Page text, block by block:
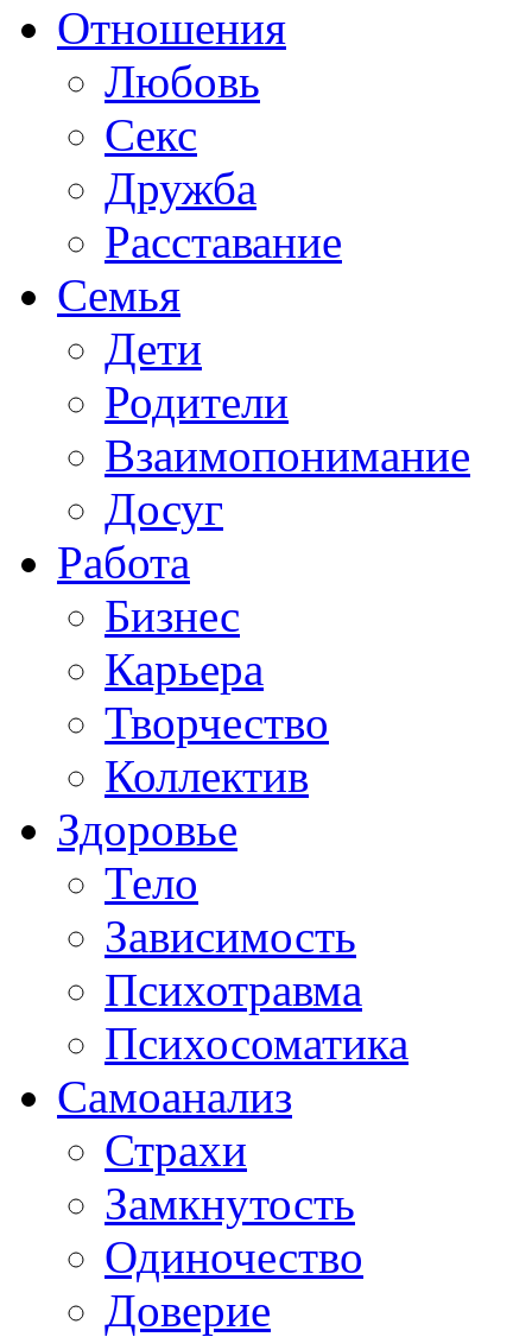
Отношения
Любовь
Секс
Дружба
Расставание
Семья
Дети
Родители
Взаимопонимание
Досуг
Работа
Бизнес
Карьера
Творчество
Коллектив
Здоровье
Тело
Зависимость
Психотравма
Психосоматика
Самоанализ
Страхи
Замкнутость
Одиночество
Доверие